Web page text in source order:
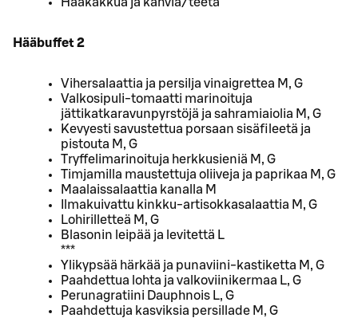
Hääbuffet 2
Vihersalaattia ja persilja vinaigrettea M, G
Valkosipuli-tomaatti marinoituja
jättikatkaravunpyrstöjä ja sahramiaiolia M, G
Kevyesti savustettua porsaan sisäfileetä ja
pistouta M, G
Tryffelimarinoituja herkkusieniä M, G
Timjamilla maustettuja oliiveja ja paprikaa M, G
Maalaissalaattia kanalla M
Ilmakuivattu kinkku-artisokkasalaattia M, G
Lohirilletteä M, G
Blasonin leipää ja levitettä L
***
Ylikypsää härkää ja punaviini-kastiketta M, G
Paahdettua lohta ja valkoviinikermaa L, G
Perunagratiini Dauphnois L, G
Paahdettuja kasviksia persillade M, G